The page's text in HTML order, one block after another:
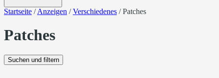
Startseite /Anzeigen /Verschiedenes /Patches
Patches
Suchen und filtern